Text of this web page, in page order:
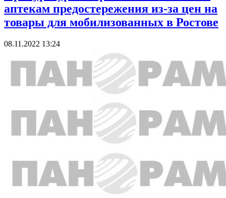
аптекам предостережения из-за цен на
товары для мобилизованных в Ростове
08.11.2022 13:24